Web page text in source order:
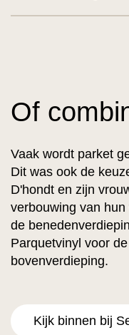
Of
Vaak wordt parket
Dit was ook de
D'hondt en zijn
verbouwing van
de
Parquetvinyl voor
bovenverdieping.
Kijk binnen bij